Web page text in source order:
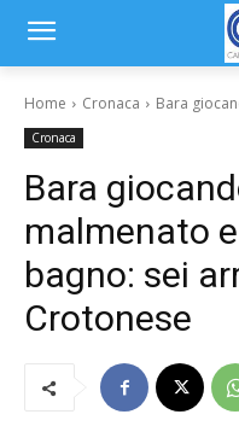
Home Cronaca Bara
Cronaca
Bara
malmenato
bagno: sei
Crotonese